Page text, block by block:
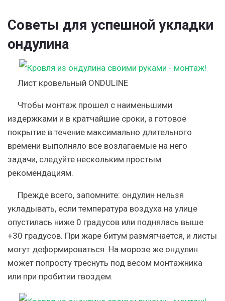
Советы для успешной укладки
ондулина
Лист кровельный ONDULINE
Чтобы монтаж прошел с наименьшими
издержками и в кратчайшие сроки, а готовое
покрытие в течение максимально длительного
времени выполняло все возлагаемые на него
задачи, следуйте нескольким простым
рекомендациям.
Прежде всего, запомните: ондулин нельзя
укладывать, если температура воздуха на улице
опустилась ниже 0 градусов или поднялась выше
+30 градусов. При жаре битум размягчается, и листы
могут деформироваться. На морозе же ондулин
может попросту треснуть под весом монтажника
или при пробитии гвоздем.